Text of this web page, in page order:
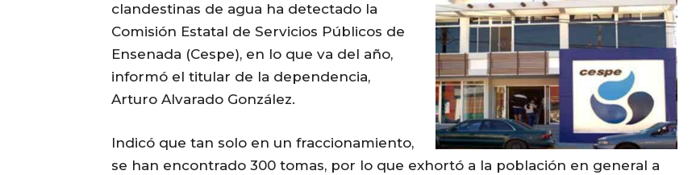
clandestinas de agua ha detectado la
Comisión Estatal de Servicios Públicos de
Ensenada (Cespe), en lo que va del año,
informó el titular de la dependencia,
Arturo Alvarado González.
Indicó que tan solo en un fraccionamiento,
se han encontrado 300 tomas, por lo que exhortó a la población en general a